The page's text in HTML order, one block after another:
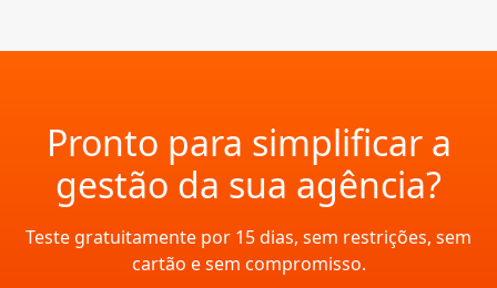
Pronto para simplificar a
gestão da sua agência?
Teste gratuitamente por 15 dias, sem restrições, sem
cartão e sem compromisso.